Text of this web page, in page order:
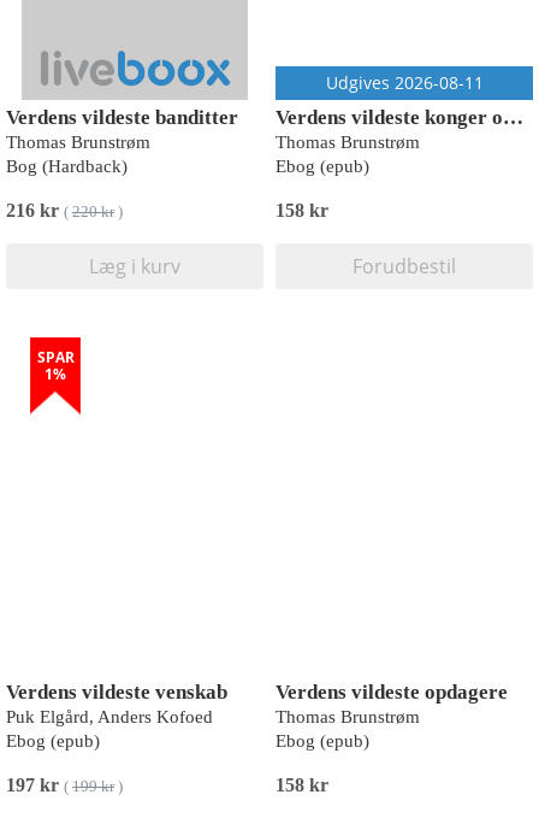
Verdens vildeste banditter
Thomas Brunstrøm
Bog (Hardback)
216 kr ( 220 kr)
Læg i kurv
Udgives 2026-08-11
Verdens vildeste konger og dronninger
Thomas Brunstrøm
Ebog (epub)
158 kr
Forudbestil
SPAR
1%
Verdens vildeste venskab
Puk Elgård, Anders Kofoed
Ebog (epub)
197 kr ( 199 kr)
Verdens vildeste opdagere
Thomas Brunstrøm
Ebog (epub)
158 kr